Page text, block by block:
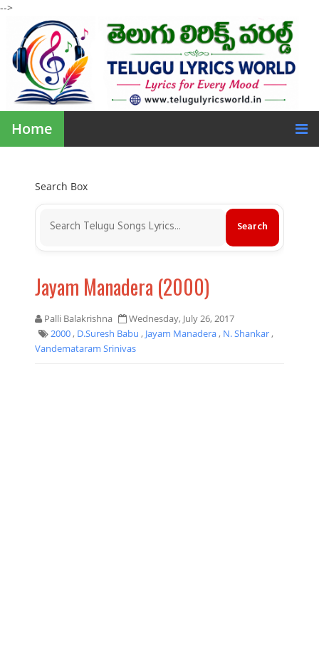
-->
Home
Search Box
Jayam Manadera (2000)
Palli Balakrishna
Wednesday, July 26, 2017
2000, D.Suresh Babu , Jayam Manadera, N. Shankar,
Vandemataram Srinivas